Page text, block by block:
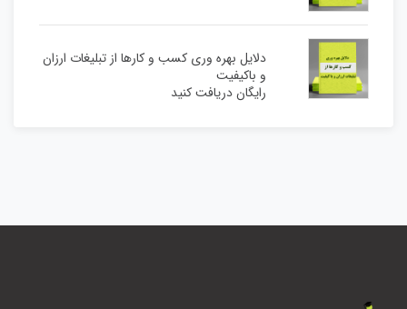
دلایل بهره وری کسب و کارها از تبلیغات ارزان
و باکیفیت
رایگان دریافت کنید